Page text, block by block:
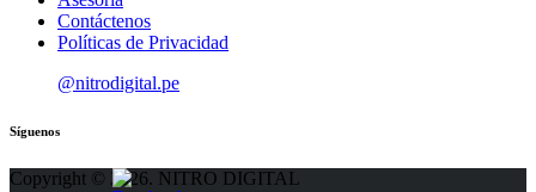
Contáctenos
Políticas de Privacidad
@nitrodigital.pe
Síguenos
Copyright © 2026. NITRO DIGITAL